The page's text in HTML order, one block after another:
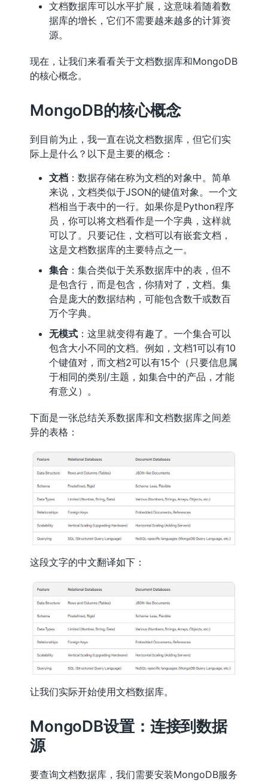
文档数据库可以水平扩展，这意味着随着数
据库的增长，它们不需要越来越多的计算资
源。
现在，让我们来看看关于文档数据库和MongoDB
的核心概念。
MongoDB的核心概念
到目前为止，我一直在说文档数据库，但它们实
际上是什么？以下是主要的概念：
文档 ：数据存储在称为文档的对象中。简单
来说，文档类似于JSON的键值对象。一个文
档相当于表中的一行。如果你是Python程序
员，你可以将文档看作是一个字典，这样就
可以了。只要记住，文档可以有嵌套文档，
这是文档数据库的主要特点之一。
集合 ：集合类似于关系数据库中的表，但不
是包含行，而是包含，你猜对了，文档。集
合是庞大的数据结构，可能包含数千或数百
万个字典。
无模式 ：这里就变得有趣了。一个集合可以
包含大小不同的文档。例如，文档1可以有10
个键值对，而文档2可以有15个（只要信息属
于相同的类别/主题，如集合中的产品，才能
有意义）。
下面是一张总结关系数据库和文档数据库之间差
异的表格：
这段文字的中文翻译如下：
让我们实际开始使用文档数据库。
MongoDB设置：连接到数据
源
要查询文档数据库，我们需要安装MongoDB服务